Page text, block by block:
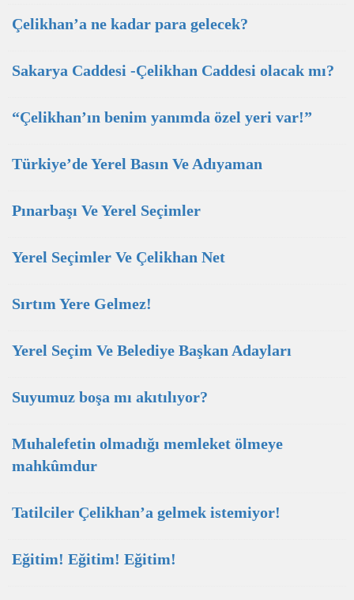
Çelikhan’a ne kadar para gelecek?
Sakarya Caddesi -Çelikhan Caddesi olacak mı?
“Çelikhan’ın benim yanımda özel yeri var!”
Türkiye’de Yerel Basın Ve Adıyaman
Pınarbaşı Ve Yerel Seçimler
Yerel Seçimler Ve Çelikhan Net
Sırtım Yere Gelmez!
Yerel Seçim Ve Belediye Başkan Adayları
Suyumuz boşa mı akıtılıyor?
Muhalefetin olmadığı memleket ölmeye
mahkûmdur
Tatilciler Çelikhan’a gelmek istemiyor!
Eğitim! Eğitim! Eğitim!